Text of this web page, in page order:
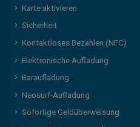
Karte aktivieren
Sicherheit
Kontaktloses Bezahlen (NFC)
Elektronische Aufladung
Baraufladung
Neosurf-Aufladung
Sofortige Geldüberweisung